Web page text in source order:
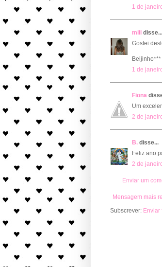
1 de
miii disse...
Gostei
Beijinho***
1 de
Fiona
Um
2 de
B. disse...
Feliz ano
2 de
Enviar um
Mensagem mais
Subscrever: Enviar